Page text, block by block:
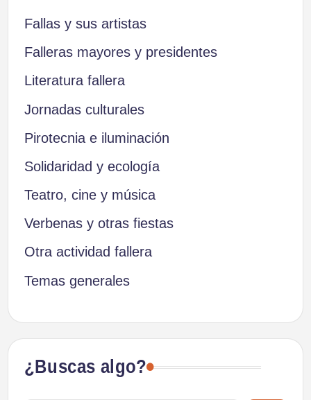
Fallas y sus artistas
Falleras mayores y presidentes
Literatura fallera
Jornadas culturales
Pirotecnia e iluminación
Solidaridad y ecología
Teatro, cine y música
Verbenas y otras fiestas
Otra actividad fallera
Temas generales
¿Buscas algo?